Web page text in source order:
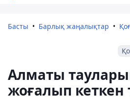
Басты Барлық жаңалықтар
Алматы
жоғалып кеткен